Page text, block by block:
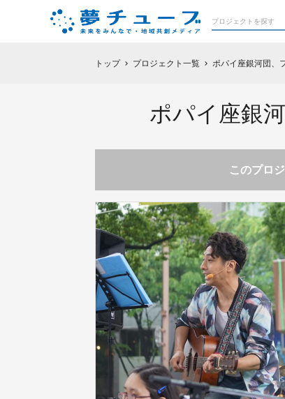
トップ chevron_right プロジェクト一覧 chevron_right ポパイ座銀河団、
ポパイ座銀
このプロ